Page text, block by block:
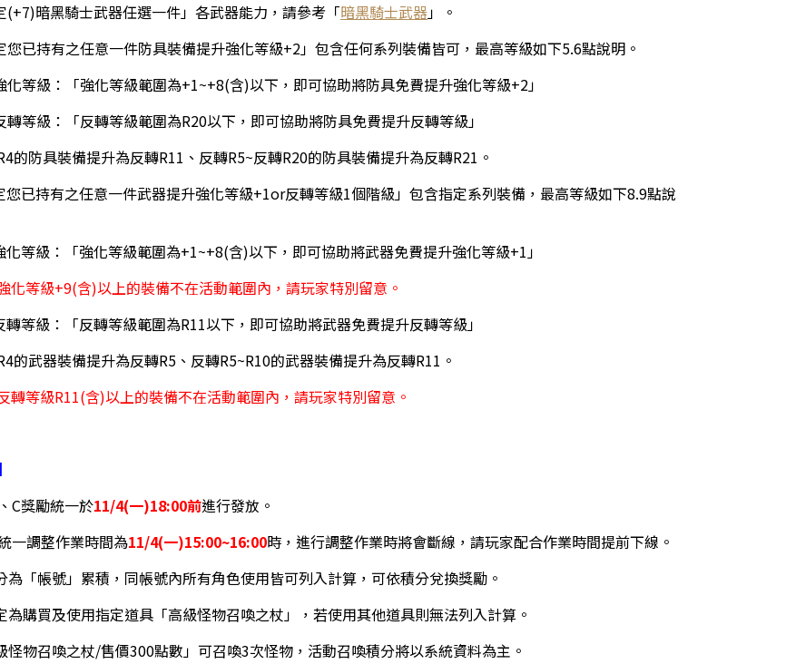
(+7)暗黑騎士武器任選一件」各武器能力，請參考「暗黑騎士武器」。
您已持有之任意一件防具裝備提升強化等級+2」包含任何系列裝備皆可，最高等級如下5.6點說明。
化等級：「強化等級範圍為+1~+8(含)以下，即可協助將防具免費提升強化等級+2」
轉等級：「反轉等級範圍為R20以下，即可協助將防具免費提升反轉等級」
的防具裝備提升為反轉R11、反轉R5~反轉R20的防具裝備提升為反轉R21。
您已持有之任意一件武器提升強化等級+1or反轉等級1個階級」包含指定系列裝備，最高等級如下8.9點說
化等級：「強化等級範圍為+1~+8(含)以下，即可協助將武器免費提升強化等級+1」
化等級+9(含)以上的裝備不在活動範圍內，請玩家特別留意。
轉等級：「反轉等級範圍為R11以下，即可協助將武器免費提升反轉等級」
的武器裝備提升為反轉R5、反轉R5~R10的武器裝備提升為反轉R11。
轉等級R11(含)以上的裝備不在活動範圍內，請玩家特別留意。
C獎勵統一於11/4(一)18:00前進行發放。
一調整作業時間為11/4(一)15:00~16:00時，進行調整作業時將會斷線，請玩家配合作業時間提前下線。
為「帳號」累積，同帳號內所有角色使用皆可列入計算，可依積分兌換獎勵。
為購買及使用指定道具「高級怪物召喚之杖」，若使用其他道具則無法列入計算。
怪物召喚之杖/售價300點數」可召喚3次怪物，活動召喚積分將以系統資料為主。